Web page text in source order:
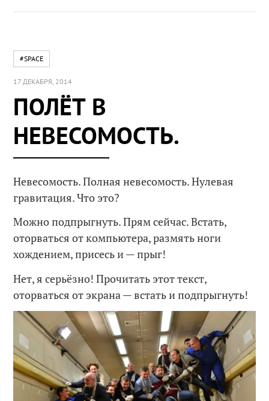
#SPACE
17 ДЕКАБРЯ, 2014
ПОЛЁТ В
НЕВЕСОМОСТЬ.
Невесомость. Полная невесомость. Нулевая
гравитация. Что это?
Можно подпрыгнуть. Прям сейчас. Встать,
оторваться от компьютера, размять ноги
хождением, присесь и — прыг!
Нет, я серьёзно! Прочитать этот текст,
оторваться от экрана — встать и подпрыгнуть!